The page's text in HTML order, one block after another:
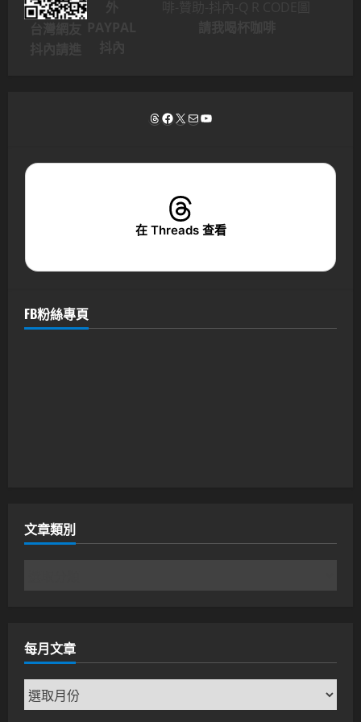
Threads
Facebook
X 電子郵件YouTube
在 Threads 查看
FB粉絲專頁
文章類別
每月文章
每
月